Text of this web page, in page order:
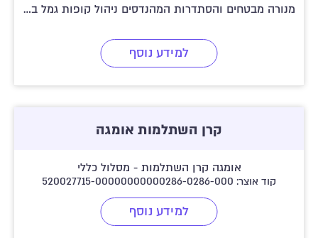
מנורה מבטחים והסתדרות המהנדסים ניהול קופות גמל בע"מ
למידע נוסף
קרן השתלמות אומגה
אומגה קרן השתלמות - מסלול כללי
קוד אוצר: 520027715-00000000000286-0286-000
למידע נוסף